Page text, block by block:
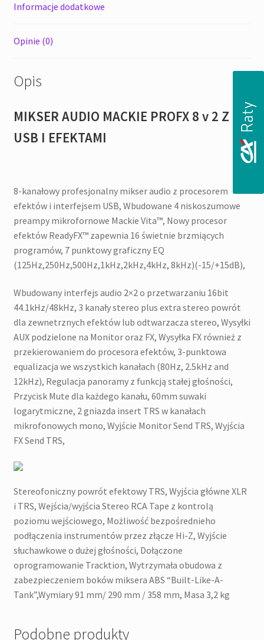
Informacje dodatkowe
Opinie (0)
Opis
MIKSER AUDIO MACKIE PROFX 8 v 2 Z
USB I EFEKTAMI
8-kanałowy profesjonalny mikser audio z procesorem
efektów i interfejsem USB, Wbudowane 4 niskoszumowe
preampy mikrofornowe Mackie Vita™, Nowy procesor
efektów ReadyFX™ zapewnia 16 świetnie brzmiących
programów, 7 punktowy graficzny EQ
(125Hz,250Hz,500Hz,1kHz,2kHz,4kHz, 8kHz)(-15/+15dB),
Wbudowany interfejs audio 2×2 o przetwarzaniu 16bit
44.1kHz/48kHz, 3 kanały stereo plus extra stereo powrót
dla zewnetrznych efektów lub odtwarzacza stereo, Wysyłki
AUX podzielone na Monitor oraz FX, Wysyłka FX również z
przekierowaniem do procesora efektów, 3-punktowa
equalizacja we wszystkich kanałach (80Hz, 2.5kHz and
12kHz), Regulacja panoramy z funkcją stałej głośności,
Przycisk Mute dla każdego kanału, 60mm suwaki
logarytmiczne, 2 gniazda insert TRS w kanałach
mikrofonowych mono, Wyjście Monitor Send TRS, Wyjścia
FX Send TRS,
Stereofoniczny powrót efektowy TRS, Wyjścia główne XLR
i TRS, Wejścia/wyjścia Stereo RCA Tape z kontrolą
poziomu wejściowego, Możliwość bezpośrednieho
podłączenia instrumentów przez złącze Hi-Z, Wyjście
słuchawkowe o dużej głośności, Dołączone
oprogramowanie Tracktion, Wytrzymała obudowa z
zabezpieczeniem boków miksera ABS “Built-Like-A-
Tank”,Wymiary 91 mm/ 290 mm / 358 mm, Masa 3,2 kg
Podobne produkty